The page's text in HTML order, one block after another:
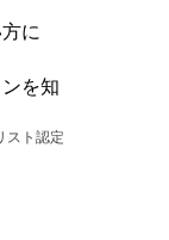
に
を知
スト認定